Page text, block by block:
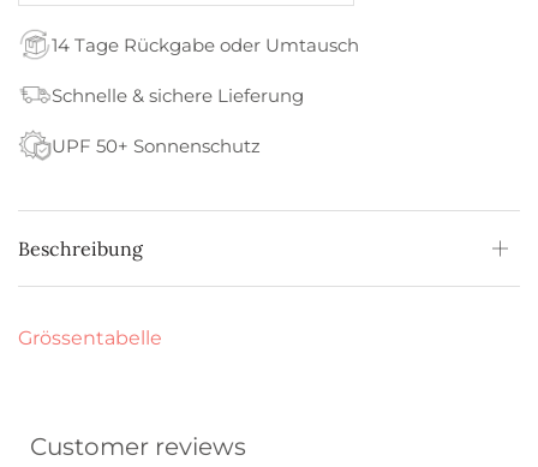
14 Tage Rückgabe oder Umtausch
Schnelle & sichere Lieferung
UPF 50+ Sonnenschutz
Beschreibung
Grössentabelle
Customer reviews